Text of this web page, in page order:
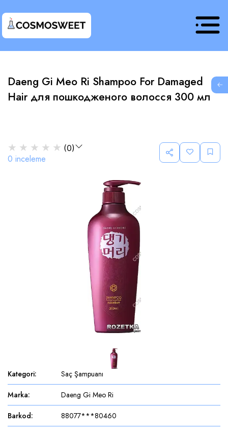
Daeng Gi Meo Ri Shampoo For Damaged
Hair для пошкодженого волосся 300 мл
★ ★ ★ ★ ★ (0)
0 inceleme
Kategori: Saç Şampuanı
Marka: Daeng Gi Meo Ri
Barkod: 88077***80460